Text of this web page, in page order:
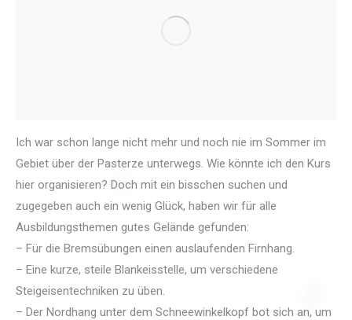
Ich war schon lange nicht mehr und noch nie im Sommer im
Gebiet über der Pasterze unterwegs. Wie könnte ich den Kurs
hier organisieren? Doch mit ein bisschen suchen und
zugegeben auch ein wenig Glück, haben wir für alle
Ausbildungsthemen gutes Gelände gefunden:
– Für die Bremsübungen einen auslaufenden Firnhang.
– Eine kurze, steile Blankeisstelle, um verschiedene
Steigeisentechniken zu üben.
– Der Nordhang unter dem Schneewinkelkopf bot sich an, um